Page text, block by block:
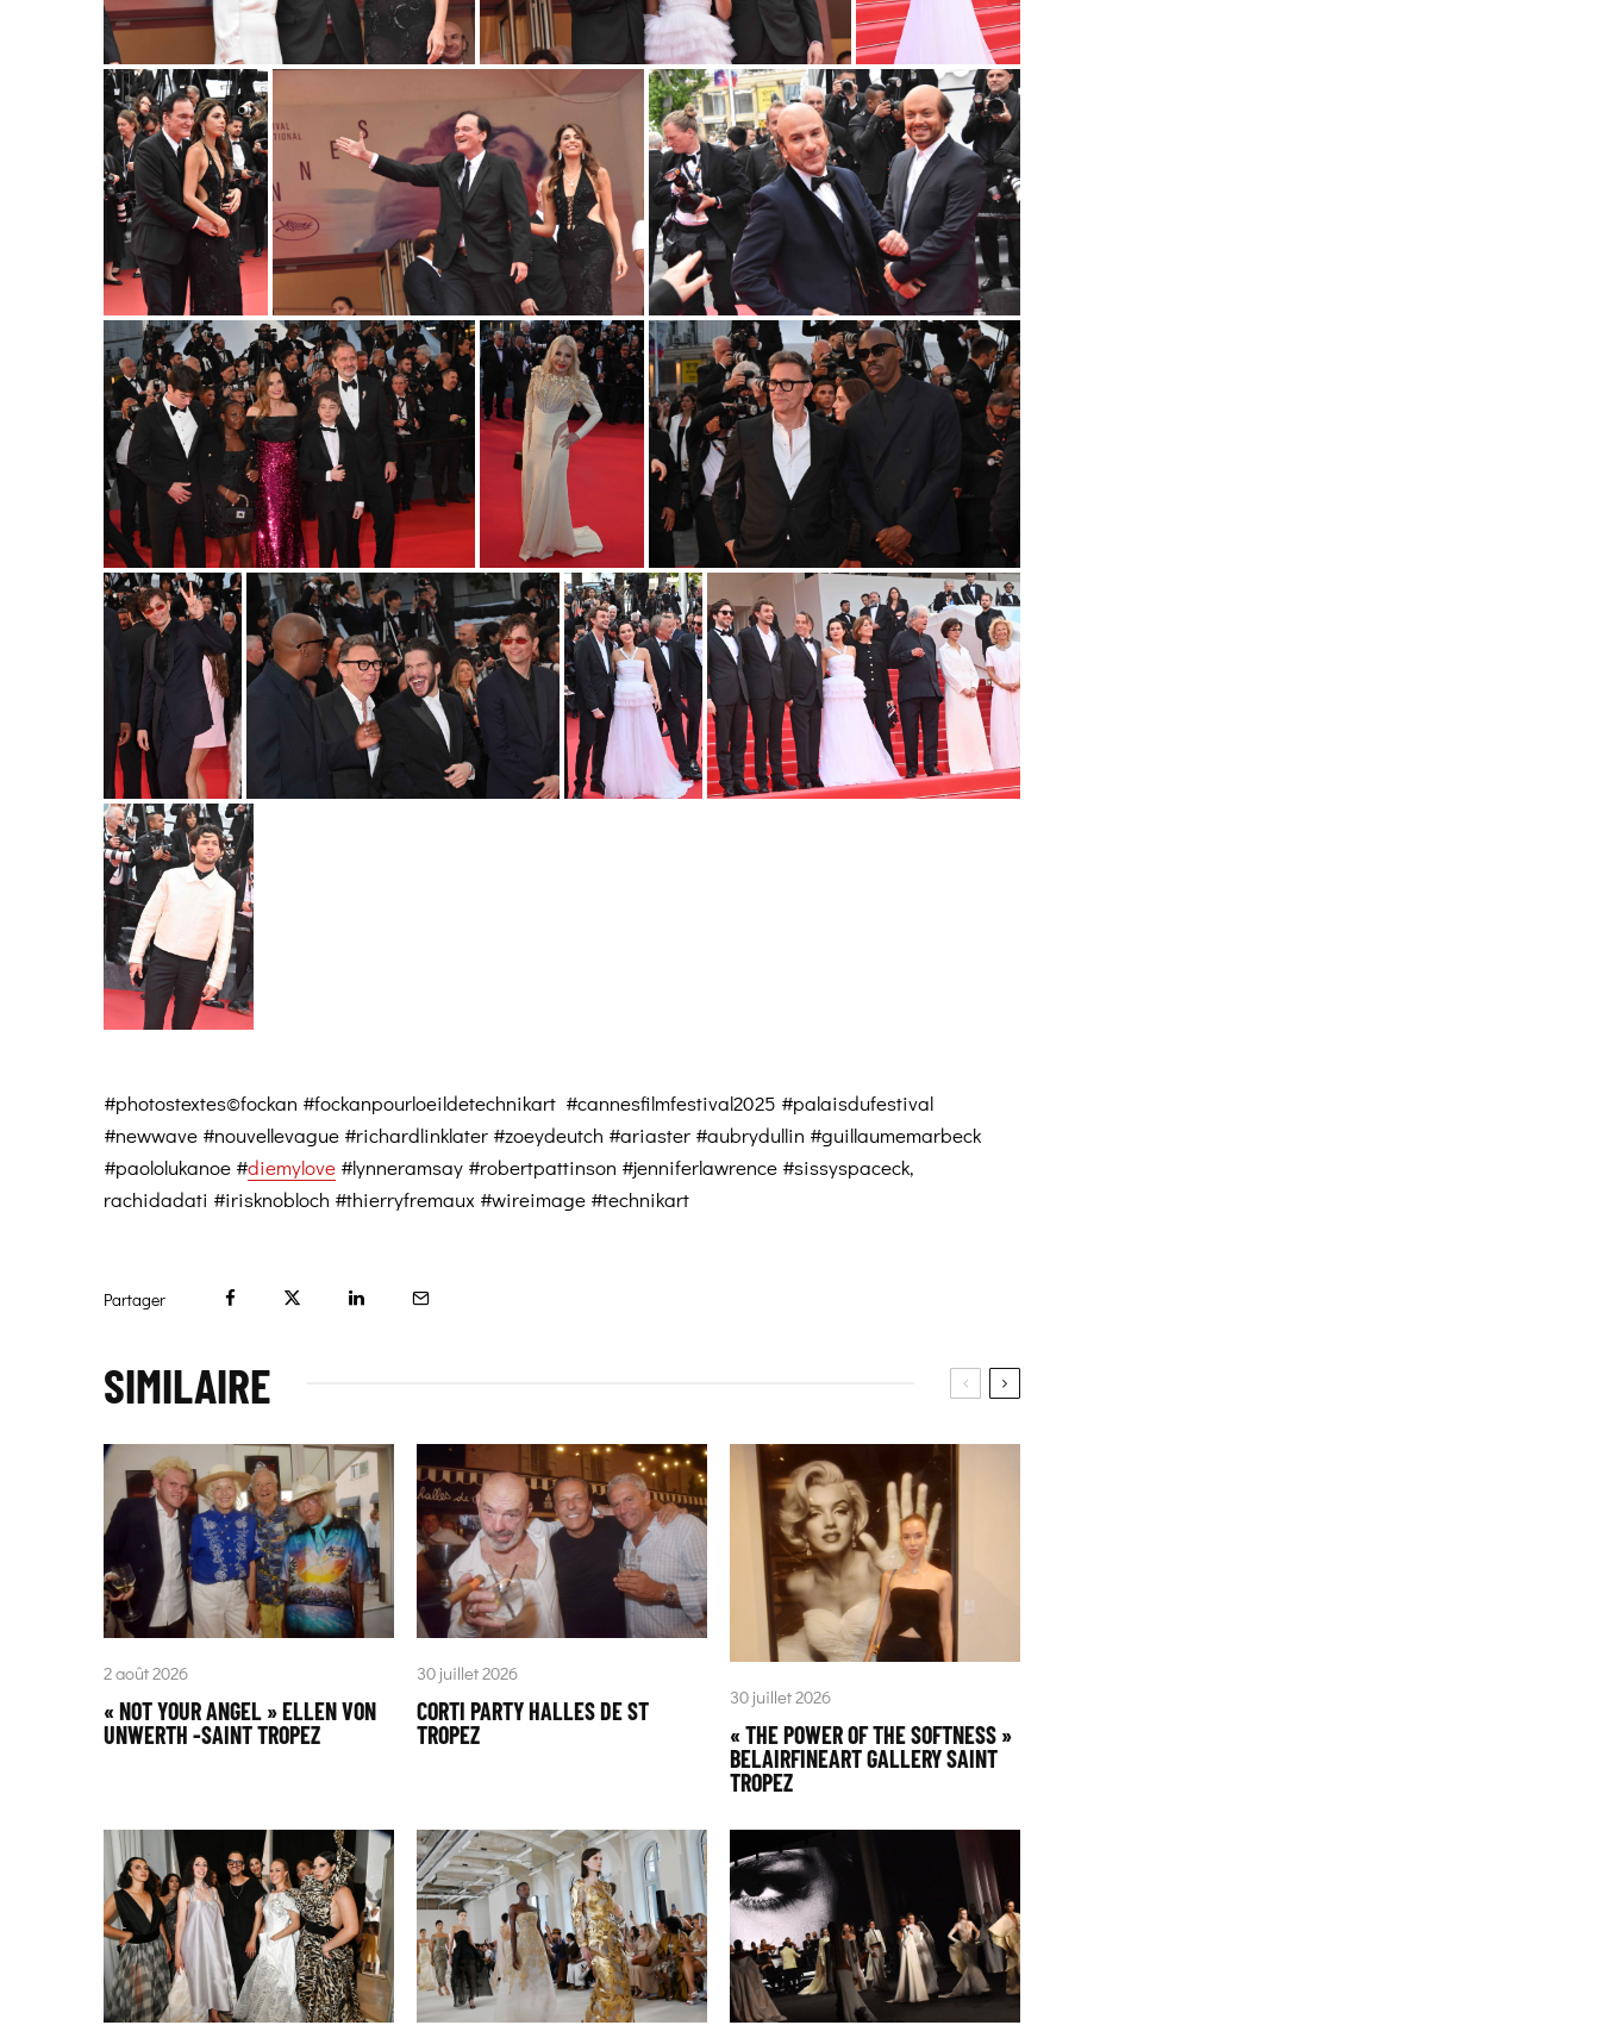
#photostextes©fockan #fockanpourloeildetechnikart #cannesfilmfestival2025 #palaisdufestival
#newwave #nouvellevague #richardlinklater #zoeydeutch #ariaster #aubrydullin #guillaumemarbeck
#paololukanoe #diemylove #lynneramsay #robertpattinson #jenniferlawrence #sissyspaceck,
rachidadati #irisknobloch #thierryfremaux #wireimage #technikart
Partager
SIMILAIRE
2 août 2026
« NOT YOUR ANGEL » ELLEN VON
UNWERTH -SAINT TROPEZ
30 juillet 2026
CORTI PARTY HALLES DE ST
TROPEZ
30 juillet 2026
« THE POWER OF THE SOFTNESS »
BELAIRFINEART GALLERY SAINT
TROPEZ